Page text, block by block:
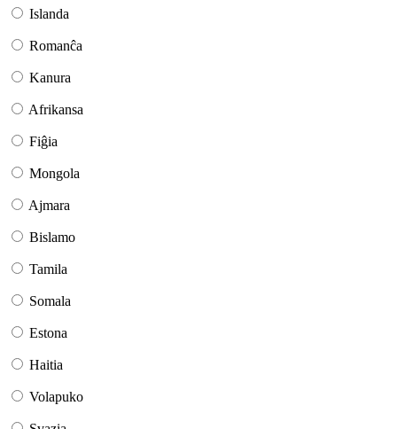
Islanda
Romanĉa
Kanura
Afrikansa
Fiĝia
Mongola
Ajmara
Bislamo
Tamila
Somala
Estona
Haitia
Volapuko